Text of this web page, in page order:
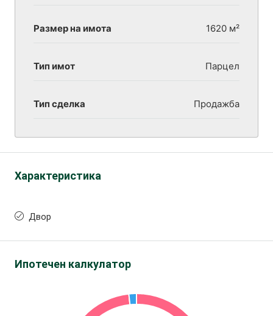
Размер на имота 1620 м²
Тип имот Парцел
Тип сделка Продажба
Характеристика
Двор
Ипотечен калкулатор